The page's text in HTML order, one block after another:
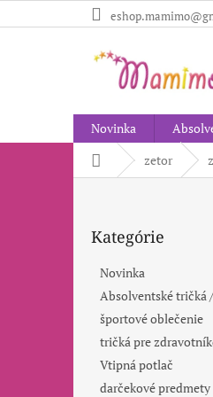
na
Novinka
Domovzetor
kategórie
Kategórie
Novinka
Absolventské tričká
športové oblečenie
tričká pre
Vtipná potlač
darčekové predmety